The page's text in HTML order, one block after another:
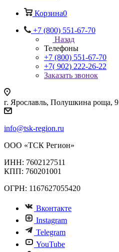
Корзина0
+7 (800) 551-67-70
Назад
Телефоны
+7 (800) 551-67-70
+7( 902) 222-26-22
Заказать звонок
г. Ярославль, Полушкина роща, 9
info@tsk-region.ru
ООО «ТСК Регион»
ИНН: 7602127511
КПП: 760201001
ОГРН: 1167627055420
Вконтакте
Instagram
Telegram
YouTube